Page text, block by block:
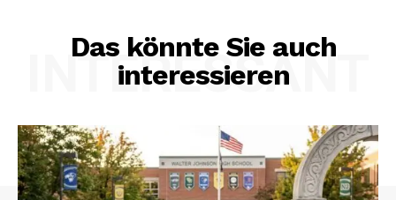
Das könnte Sie auch
interessieren
INTERESSANT